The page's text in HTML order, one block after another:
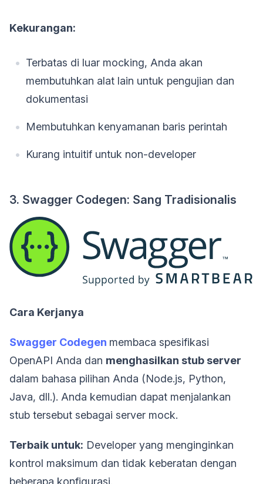
Kekurangan:
Terbatas di luar mocking, Anda akan
membutuhkan alat lain untuk pengujian dan
dokumentasi
Membutuhkan kenyamanan baris perintah
Kurang intuitif untuk non-developer
3. Swagger Codegen: Sang Tradisionalis
Cara Kerjanya
Swagger Codegen membaca spesifikasi
OpenAPI Anda dan menghasilkan stub server
dalam bahasa pilihan Anda (Node.js, Python,
Java, dll.). Anda kemudian dapat menjalankan
stub tersebut sebagai server mock.
Terbaik untuk: Developer yang menginginkan
kontrol maksimum dan tidak keberatan dengan
beberapa konfigurasi.